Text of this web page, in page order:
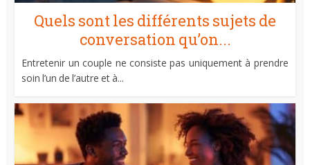
Quels sont les différents sujets de
conversation qu’on...
Entretenir un couple ne consiste pas uniquement à prendre
soin l’un de l’autre et à...